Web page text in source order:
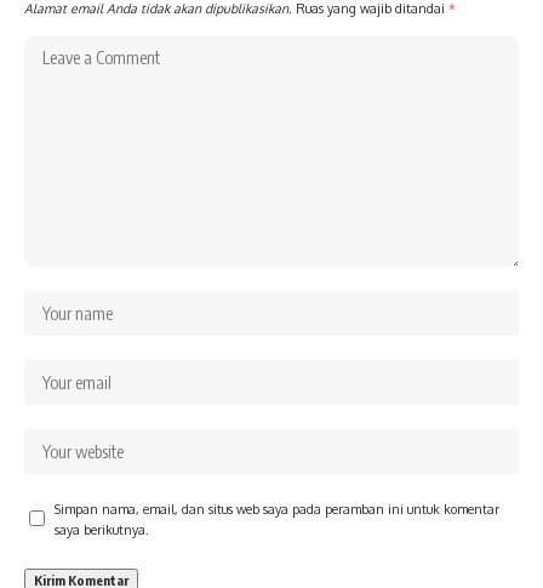
Alamat email Anda tidak akan dipublikasikan. Ruas yang wajib ditandai *
Simpan nama, email, dan situs web saya pada peramban ini untuk komentar
saya berikutnya.